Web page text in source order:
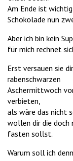
Am Ende ist
Schokolade nun
Aber ich bin kein
für mich rechnet
Erst versauen sie
rabenschwarzen
Aschermittwoch
verbieten,
als wäre das nicht
wollen dir die doch
fasten sollst.
Warum soll ich